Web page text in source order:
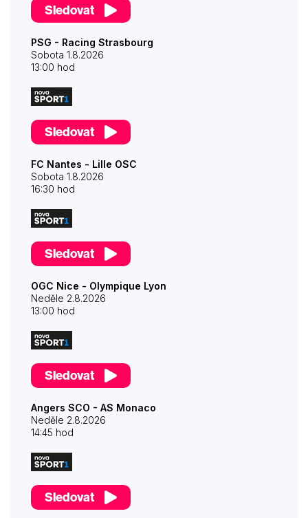
Sledovat
PSG - Racing Strasbourg
Sobota 1.8.2026
13:00 hod
Sledovat
FC Nantes - Lille OSC
Sobota 1.8.2026
16:30 hod
Sledovat
OGC Nice - Olympique Lyon
Neděle 2.8.2026
13:00 hod
Sledovat
Angers SCO - AS Monaco
Neděle 2.8.2026
14:45 hod
Sledovat